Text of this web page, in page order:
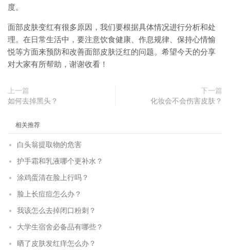
度。
面部皮肤变红有很多原因，我们要根据具体情况进行分析和处
理。在日常生活中，要注意饮食健康、作息规律、保持心情愉
悦等方面来预防和改善面部皮肤泛红的问题。希望今天的分享
对大家有所帮助，谢谢收看！
上一篇
如何去掉黑头？
下一篇
化妆会不会伤害皮肤？
相关推荐
白头翁提取物的危害
护手霜和乳液哪个更补水？
涂鸡蛋清在脸上行吗？
脸上长痘痘怎么办？
我该怎么去掉闭口粉刺？
大学生宿舍必备品有哪些？
晒了皮肤发红痒怎么办？